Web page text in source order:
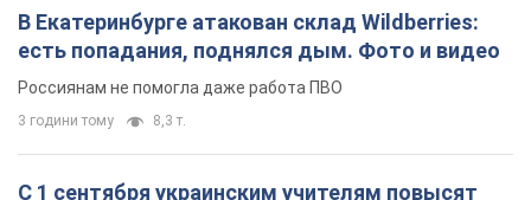
Одновременно с повышением зарплат педагогам
правительство объявило об увеличении студенческих
10 годин тому 9,6 т.